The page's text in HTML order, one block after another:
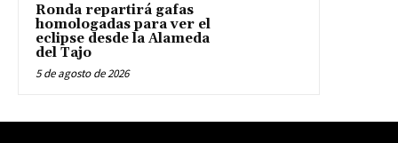
Ronda repartirá gafas
homologadas para ver el
eclipse desde la Alameda
del Tajo
5 de agosto de 2026